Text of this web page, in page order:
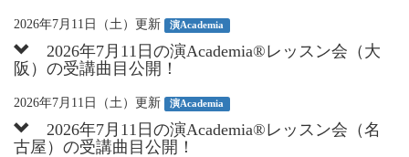
2026年7月11日（土）更新 演Academia
2026年7月11日の演Academia®︎レッスン会（大
阪）の受講曲目公開！
2026年7月11日（土）更新 演Academia
2026年7月11日の演Academia®︎レッスン会（名
古屋）の受講曲目公開！